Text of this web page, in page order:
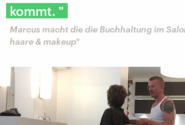
kommt. "
Marcus macht die die Buchhaltung im
haare & makeup"